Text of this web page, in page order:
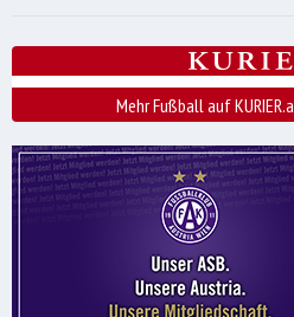
Mehr Fußball auf